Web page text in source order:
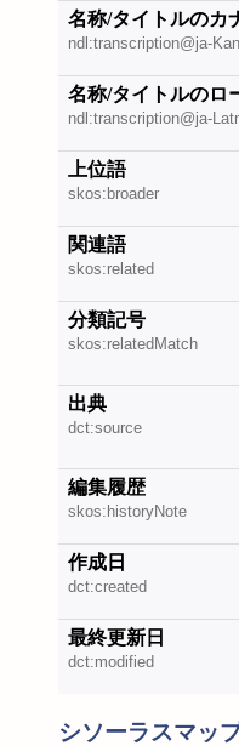
名称/タイトルのカ
ndl:transcription@ja-
名称/タイトルのロ
ndl:transcription@ja-
上位語
skos:broader
関連語
skos:related
分類記号
skos:relatedMatch
出典
dct:source
編集履歴
skos:historyNote
作成日
dct:created
最終更新日
dct:modified
シソーラスマッ